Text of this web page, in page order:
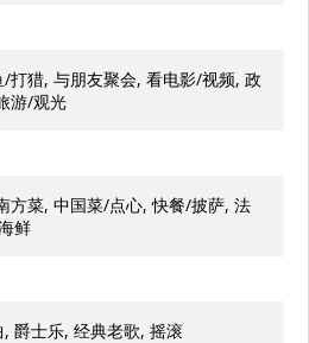
打猎, 与朋友聚会, 看电影/视频, 政
游/观光
方菜, 中国菜/点心, 快餐/披萨, 法
鲜
爵士乐, 经典老歌, 摇滚